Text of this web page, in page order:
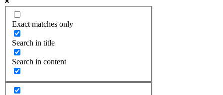
Exact matches only
Search in title
Search in content